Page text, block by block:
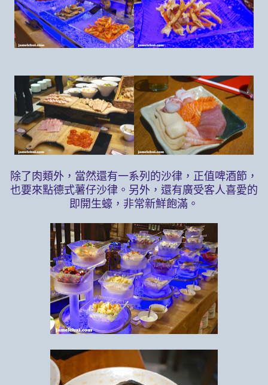
除了肉類外，當然還有一系列的沙律，正值啤酒節，
也要來點德式薯仔沙律。另外，還有廣受客人喜愛的
即開生蠔，非常新鮮飽滿。